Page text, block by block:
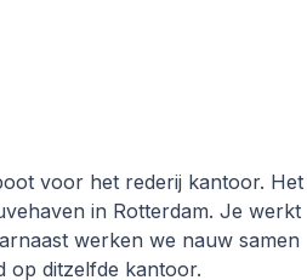
voor het rederij kantoor. Het
in Rotterdam. Je werkt
werken we nauw samen
op ditzelfde kantoor.